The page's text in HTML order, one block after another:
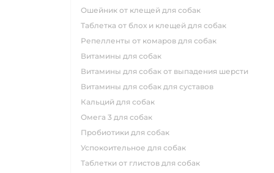
ошейник от клещей для собак
таблетка от блох и клещей для собак
репелленты от комаров для собак
витамины для собак
витамины для собак от выпадения шерсти
витамины для собак для суставов
кальций для собак
омега 3 для собак
пробиотики для собак
успокоительное для собак
таблетки от глистов для собак